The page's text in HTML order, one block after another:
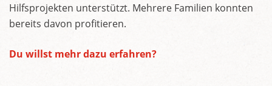
Hilfsprojekten unterstützt. Mehrere Familien konnten
bereits davon profitieren.
Du willst mehr dazu erfahren?